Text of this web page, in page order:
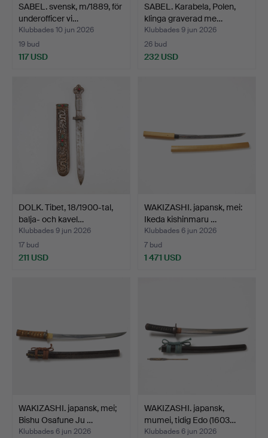
SABEL. svensk, m/1889, för
underofficer vi…
Klubbades 10 jun 2026
19 bud
117 USD
SABEL. Karabela, Polen,
klinga graverad me…
Klubbades 9 jun 2026
26 bud
232 USD
DOLK. Tibet, 18/1900-tal,
balja- och kavel…
Klubbades 9 jun 2026
17 bud
211 USD
WAKIZASHI. japansk, mei:
Ikeda kishinmaru …
Klubbades 6 jun 2026
7 bud
1 471 USD
WAKIZASHI. japansk, mei;
Bishu Osafune Ju …
Klubbades 6 jun 2026
WAKIZASHI. japansk,
mumei, tidig Edo (1603…
Klubbades 6 jun 2026